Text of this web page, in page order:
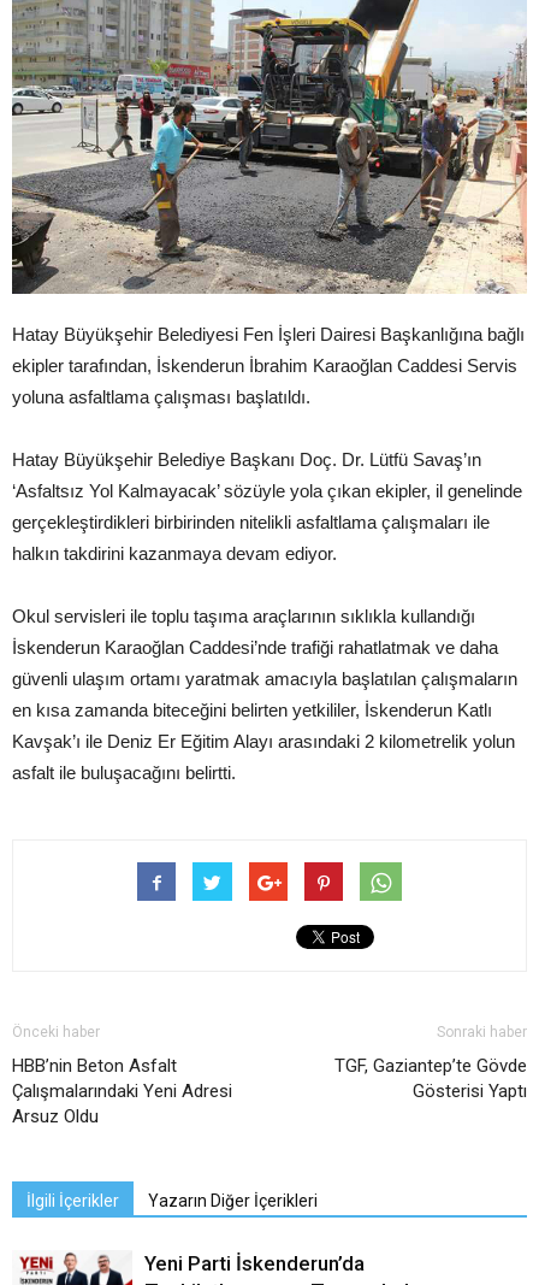
Hatay Büyükşehir Belediyesi Fen İşleri Dairesi Başkanlığına bağlı
ekipler tarafından, İskenderun İbrahim Karaoğlan Caddesi Servis
yoluna asfaltlama çalışması başlatıldı.
Hatay Büyükşehir Belediye Başkanı Doç. Dr. Lütfü Savaş’ın
‘Asfaltsız Yol Kalmayacak’ sözüyle yola çıkan ekipler, il genelinde
gerçekleştirdikleri birbirinden nitelikli asfaltlama çalışmaları ile
halkın takdirini kazanmaya devam ediyor.
Okul servisleri ile toplu taşıma araçlarının sıklıkla kullandığı
İskenderun Karaoğlan Caddesi’nde trafiği rahatlatmak ve daha
güvenli ulaşım ortamı yaratmak amacıyla başlatılan çalışmaların
en kısa zamanda biteceğini belirten yetkililer, İskenderun Katlı
Kavşak’ı ile Deniz Er Eğitim Alayı arasındaki 2 kilometrelik yolun
asfalt ile buluşacağını belirtti.
Önceki haber
HBB’nin Beton Asfalt
Çalışmalarındaki Yeni Adresi
Arsuz Oldu
Sonraki haber
TGF, Gaziantep’te Gövde
Gösterisi Yaptı
İlgili İçerikler Yazarın Diğer İçerikleri
Yeni Parti İskenderun’da